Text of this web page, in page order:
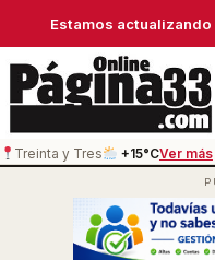
Estamos
Treinta y Tres
+15°CVer más